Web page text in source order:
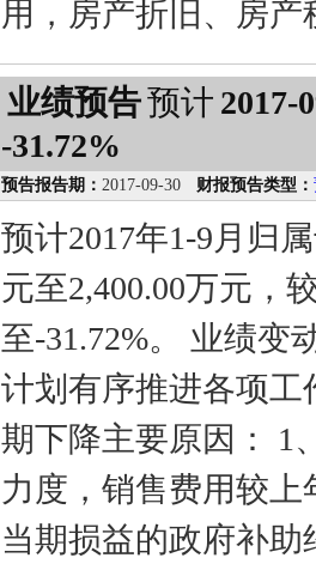
用，房产折旧、房
业绩预告预计 2017-
-31.72%
预告报告期： 2017-09-30 财报预告类型：
预计2017年1-9月归
元至2,400.00万元，
至-31.72%。 业绩变
计划有序推进各项
期下降主要原因： 1
力度，销售费用较
当期损益的政府补助